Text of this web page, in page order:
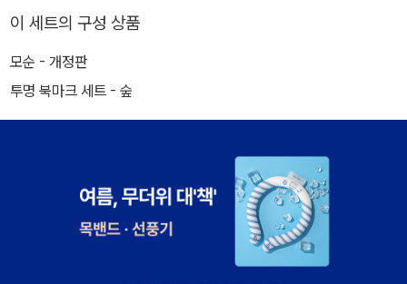
이 세트의 구성 상품
모순 - 개정판
투명 북마크 세트 - 숲